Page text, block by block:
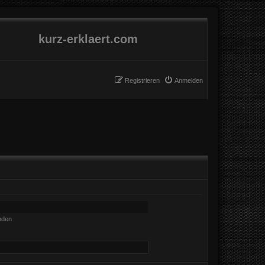
kurz-erklaert.com
Anmelden
Registrieren